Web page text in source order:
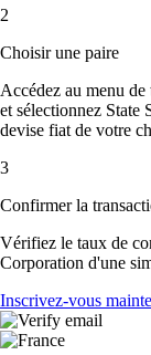
2
Choisir une paire
Accédez au menu
et sélectionnez State
devise fiat de votre
3
Confirmer la
Vérifiez le taux de
Corporation d'une
Inscrivez-vous